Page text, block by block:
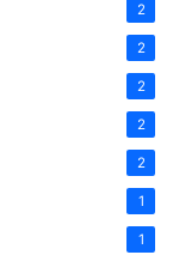
2
2
2
2
2
1
1